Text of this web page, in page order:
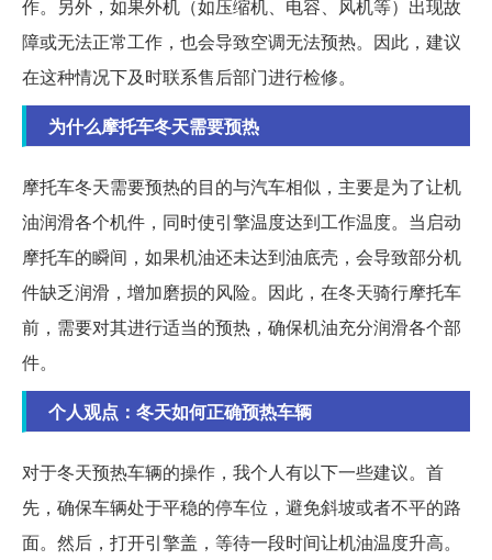
作。另外，如果外机（如压缩机、电容、风机等）出现故
障或无法正常工作，也会导致空调无法预热。因此，建议
在这种情况下及时联系售后部门进行检修。
为什么摩托车冬天需要预热
摩托车冬天需要预热的目的与汽车相似，主要是为了让机
油润滑各个机件，同时使引擎温度达到工作温度。当启动
摩托车的瞬间，如果机油还未达到油底壳，会导致部分机
件缺乏润滑，增加磨损的风险。因此，在冬天骑行摩托车
前，需要对其进行适当的预热，确保机油充分润滑各个部
件。
个人观点：冬天如何正确预热车辆
对于冬天预热车辆的操作，我个人有以下一些建议。首
先，确保车辆处于平稳的停车位，避免斜坡或者不平的路
面。然后，打开引擎盖，等待一段时间让机油温度升高。